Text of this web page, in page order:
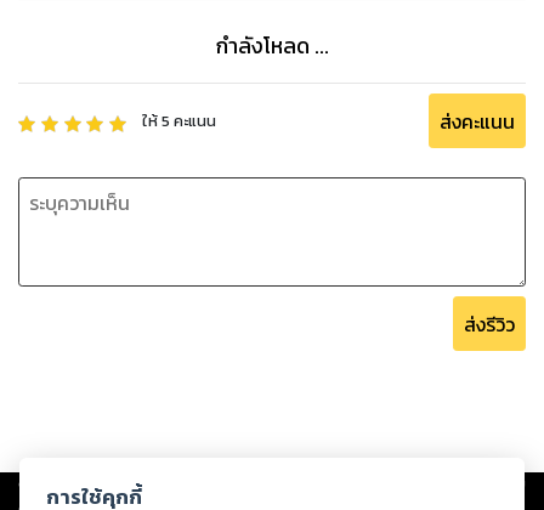
กำลังโหลด ...
ให้5 คะแนน ส่งคะแนน
ส่งรีวิว
Copyright © 2026
การใช้คุกกี้